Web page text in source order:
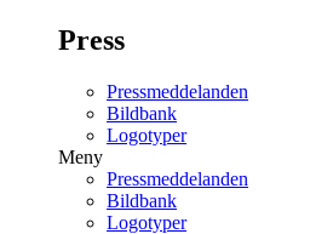
Press
Pressmeddelanden
Bildbank
Logotyper
Meny
Pressmeddelanden
Bildbank
Logotyper